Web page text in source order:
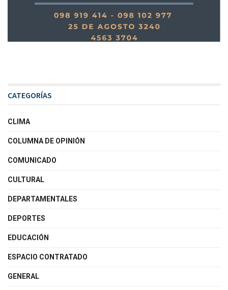
CATEGORÍAS
CLIMA
COLUMNA DE OPINIÓN
COMUNICADO
CULTURAL
DEPARTAMENTALES
DEPORTES
EDUCACIÓN
ESPACIO CONTRATADO
GENERAL